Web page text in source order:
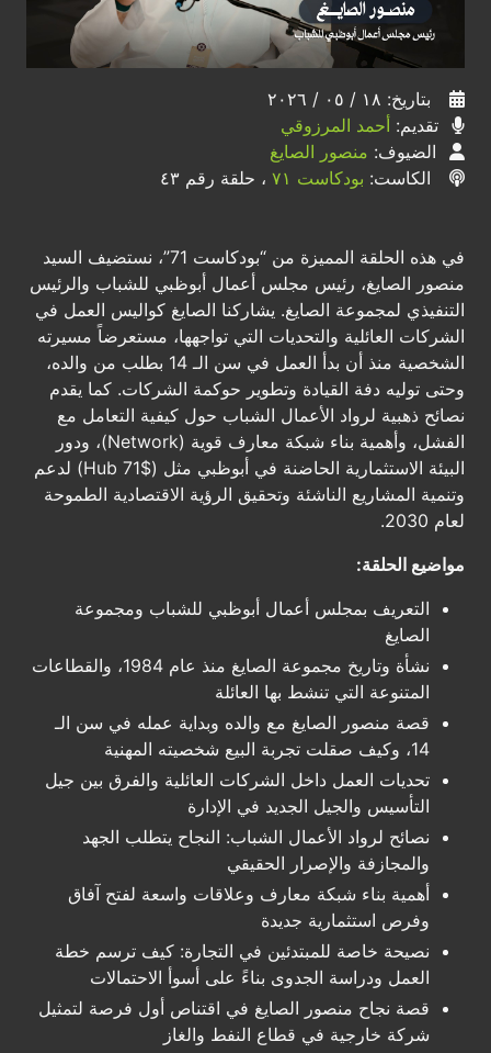
بتاريخ: ١٨ / ٠٥ / ٢٠٢٦
تقديم: أحمد المرزوقي
الضيوف: منصور الصايغ
الكاست: بودكاست ٧١ ، حلقة رقم ٤٣
في هذه الحلقة المميزة من “بودكاست 71”، نستضيف السيد
منصور الصايغ، رئيس مجلس أعمال أبوظبي للشباب والرئيس
التنفيذي لمجموعة الصايغ. يشاركنا الصايغ كواليس العمل في
الشركات العائلية والتحديات التي تواجهها، مستعرضاً مسيرته
الشخصية منذ أن بدأ العمل في سن الـ 14 بطلب من والده،
وحتى توليه دفة القيادة وتطوير حوكمة الشركات. كما يقدم
نصائح ذهبية لرواد الأعمال الشباب حول كيفية التعامل مع
الفشل، وأهمية بناء شبكة معارف قوية (Network)، ودور
البيئة الاستثمارية الحاضنة في أبوظبي مثل (Hub 71$) لدعم
وتنمية المشاريع الناشئة وتحقيق الرؤية الاقتصادية الطموحة
لعام 2030.
مواضيع الحلقة:
التعريف بمجلس أعمال أبوظبي للشباب ومجموعة
الصايغ
نشأة وتاريخ مجموعة الصايغ منذ عام 1984، والقطاعات
المتنوعة التي تنشط بها العائلة
قصة منصور الصايغ مع والده وبداية عمله في سن الـ
14، وكيف صقلت تجربة البيع شخصيته المهنية
تحديات العمل داخل الشركات العائلية والفرق بين جيل
التأسيس والجيل الجديد في الإدارة
نصائح لرواد الأعمال الشباب: النجاح يتطلب الجهد
والمجازفة والإصرار الحقيقي
أهمية بناء شبكة معارف وعلاقات واسعة لفتح آفاق
وفرص استثمارية جديدة
نصيحة خاصة للمبتدئين في التجارة: كيف ترسم خطة
العمل ودراسة الجدوى بناءً على أسوأ الاحتمالات
قصة نجاح منصور الصايغ في اقتناص أول فرصة لتمثيل
شركة خارجية في قطاع النفط والغاز